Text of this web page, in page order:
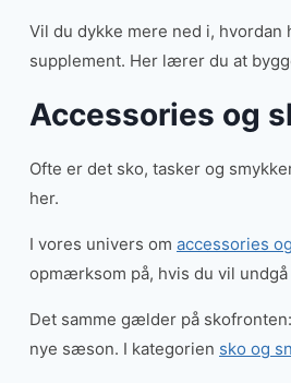
Vil du dykke mere ned i,
supplement. Her lærer du at
Accessories og
Ofte er det sko, tasker og
her.
I vores univers om accessories
opmærksom på, hvis du vil
Det samme gælder på
nye sæson. I kategorien sko og